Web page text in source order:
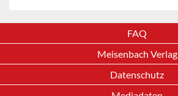
FAQ
Meisenbach Verlag
Datenschutz